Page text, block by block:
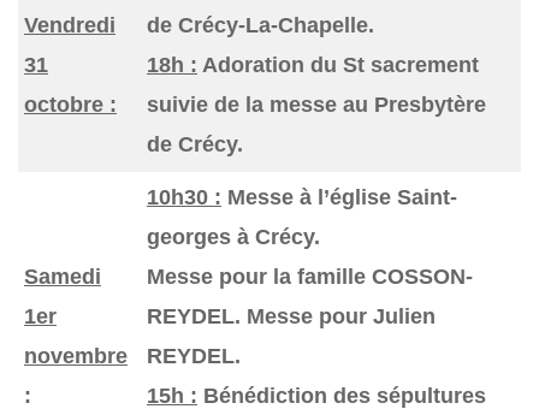
Vendredi
31
octobre :
de Crécy-La-Chapelle.
18h : Adoration du St sacrement
suivie de la messe au Presbytère
de Crécy.
Samedi
1er
novembre
:
10h30 : Messe à l’église Saint-
georges à Crécy.
Messe pour la famille COSSON-
REYDEL. Messe pour Julien
REYDEL.
15h : Bénédiction des sépultures